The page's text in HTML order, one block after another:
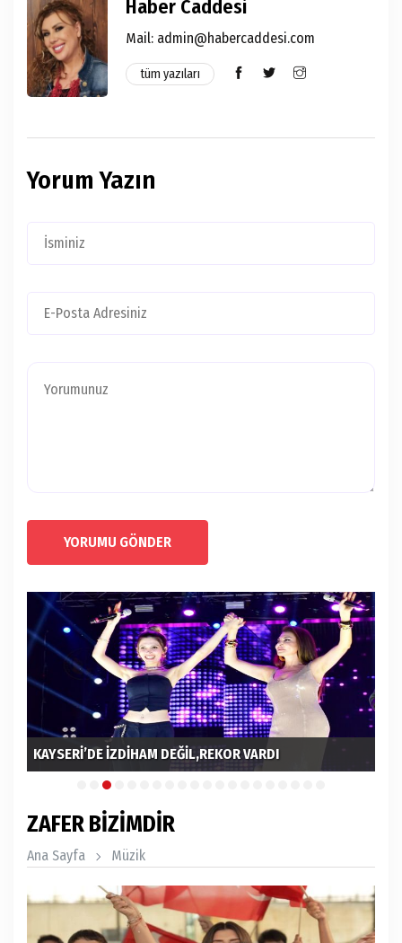
Haber Caddesi
Mail: admin@habercaddesi.com
tüm yazıları
Yorum Yazın
YORUMU GÖNDER
KAYSERİ’DE İZDİHAM DEĞİL,REKOR VARDI
ZAFER BİZİMDİR
Ana Sayfa Müzik